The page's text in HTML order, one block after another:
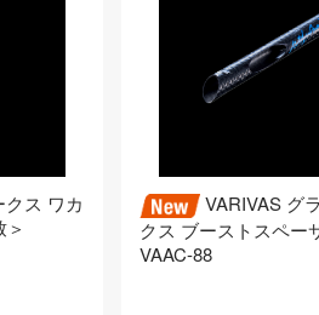
ス ワカ
VARIVAS グ
クス ブーストスペー
VAAC-88